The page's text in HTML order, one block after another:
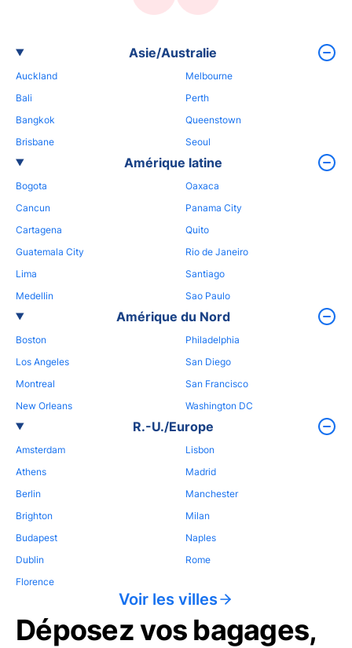
Asie/Australie
Auckland
Bali
Bangkok
Brisbane
Melbourne
Perth
Queenstown
Seoul
Amérique latine
Bogota
Cancun
Cartagena
Guatemala City
Lima
Medellin
Oaxaca
Panama City
Quito
Rio de Janeiro
Santiago
Sao Paulo
Amérique du Nord
Boston
Los Angeles
Montreal
New Orleans
Philadelphia
San Diego
San Francisco
Washington DC
R.-U./Europe
Amsterdam
Athens
Berlin
Brighton
Budapest
Dublin
Florence
Lisbon
Madrid
Manchester
Milan
Naples
Rome
Voir les villes
Déposez vos bagages,